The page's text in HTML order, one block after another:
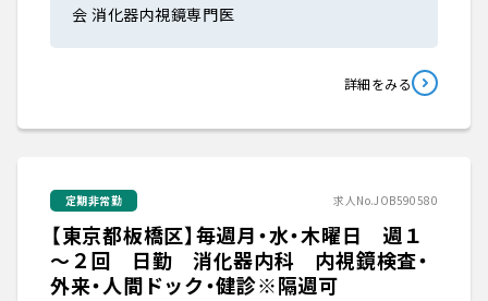
会 消化器内視鏡専門医
詳細をみる
定期非常勤 求人No.JOB590580
【東京都板橋区】毎週月・水・木曜日 週１
～２回 日勤 消化器内科 内視鏡検査・
外来・人間ドック・健診※隔週可